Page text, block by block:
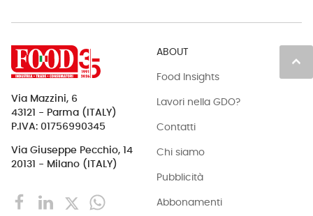
keyboard_arrow_up
Via Mazzini, 6
43121 - Parma (ITALY)
P.IVA: 01756990345
Via Giuseppe Pecchio, 14
20131 - Milano (ITALY)
ABOUT
Food Insights
Lavori nella GDO?
Contatti
Chi siamo
Pubblicità
Abbonamenti